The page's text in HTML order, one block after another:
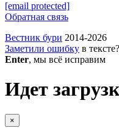
[email protected]
Обратная связь
Вестник бури 2014-2026
Заметили ошибку в
Enter, мы всё исправим
Идет
×